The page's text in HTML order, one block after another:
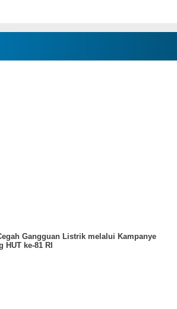
Gangguan Listrik melalui Kampanye
HUT ke-81 RI